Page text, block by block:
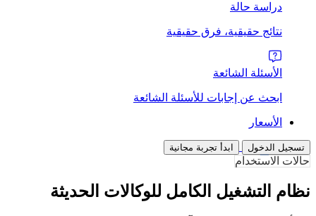
دراسة حالة
نتائج حقيقية، فرق حقيقية
الأسئلة الشائعة
ابحث عن إجابات للأسئلة الشائعة
الأسعار
تسجيل الدخول ابدأ تجربة مجانية
حالات الاستخدام
نظام التشغيل الكامل للوكالات الحديثة